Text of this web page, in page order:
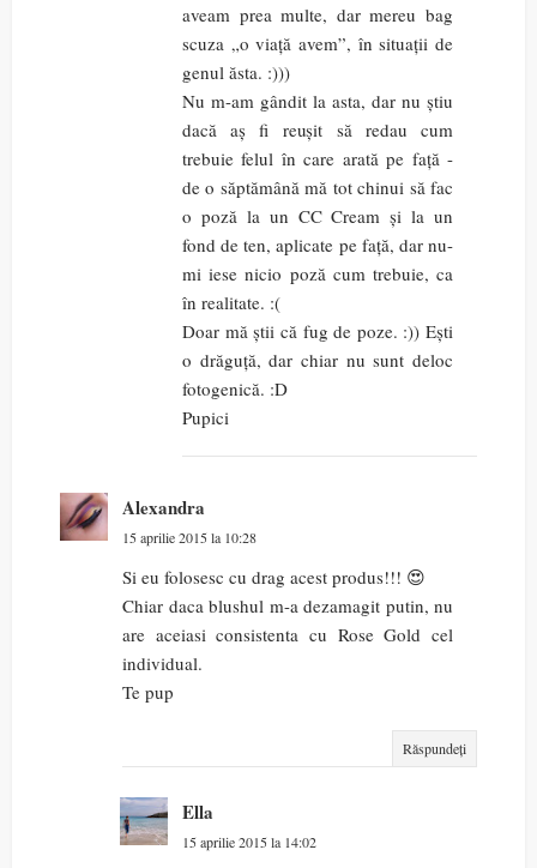
aveam prea multe, dar mereu bag
scuza „o viață avem”, în situații de
genul ăsta. :)))
Nu m-am gândit la asta, dar nu știu
dacă aș fi reușit să redau cum
trebuie felul în care arată pe față -
de o săptămână mă tot chinui să fac
o poză la un CC Cream și la un
fond de ten, aplicate pe față, dar nu-
mi iese nicio poză cum trebuie, ca
în realitate. :(
Doar mă știi că fug de poze. :)) Ești
o drăguță, dar chiar nu sunt deloc
fotogenică. :D
Pupici
Alexandra
15 aprilie 2015 la 10:28
Si eu folosesc cu drag acest produs!!! 😍
Chiar daca blushul m-a dezamagit putin, nu
are aceiasi consistenta cu Rose Gold cel
individual.
Te pup
Răspundeți
Ella
15 aprilie 2015 la 14:02